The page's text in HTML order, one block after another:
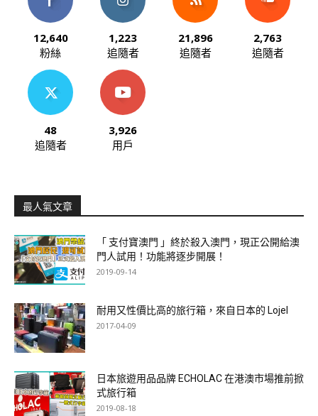
12,640
粉絲
1,223
追隨者
21,896
追隨者
2,763
追隨者
48
追隨者
3,926
用戶
最人氣文章
「 支付寶澳門 」終於殺入澳門，現正公開給澳
門人試用！功能將逐步開展！
2019-09-14
耐用又性價比高的旅行箱，來自日本的 Lojel
2017-04-09
日本旅遊用品品牌 ECHOLAC 在港澳市場推前掀
式旅行箱
2019-08-18